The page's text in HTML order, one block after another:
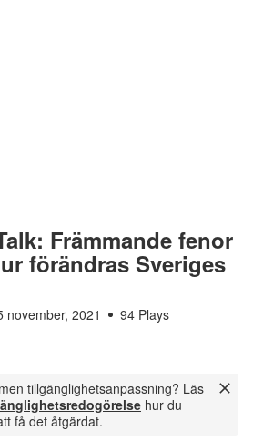
Främmande fenor
förändras Sveriges
november, 2021
94 Plays
tillgänglighetsanpassning? Läs
hur du
få det åtgärdat.